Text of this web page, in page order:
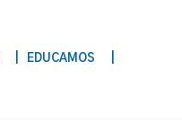
| EDUCAMOS